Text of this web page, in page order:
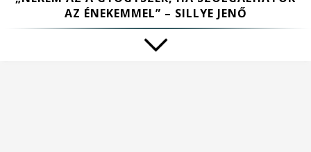
AZ ÉNEKEMMEL” – SILLYE JENŐ